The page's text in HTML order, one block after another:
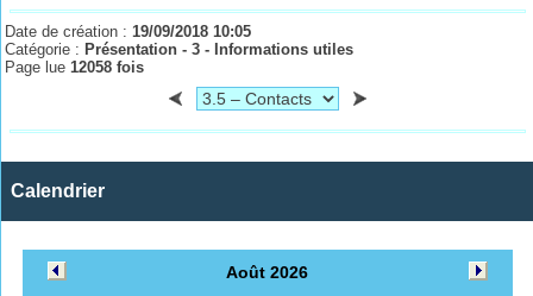
Date de création : 19/09/2018 10:05
Catégorie : Présentation - 3 - Informations utiles
Page lue 12058 fois
Calendrier